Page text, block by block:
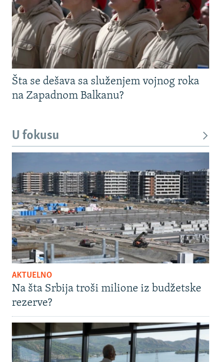
Šta se dešava sa služenjem vojnog roka
na Zapadnom Balkanu?
U fokusu
AKTUELNO
Na šta Srbija troši milione iz budžetske
rezerve?